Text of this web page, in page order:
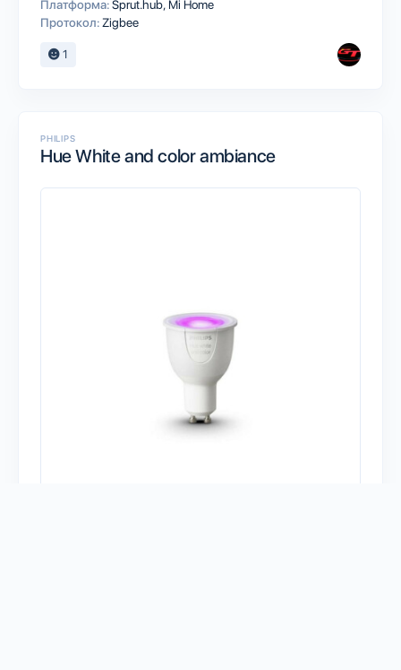
Платформа:Sprut.hub Mi Home
Протокол: Zigbee
1
PHILIPS
Hue White and color ambiance